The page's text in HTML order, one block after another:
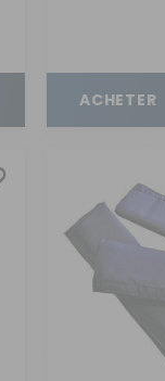
ACHETER